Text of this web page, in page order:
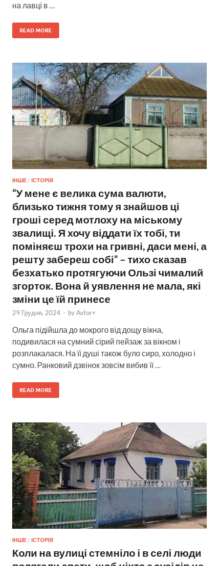
на лавці в …
READ MORE
ІНШЕ / ІСТОРІЯ
“У мене є велика сума валюти,
близько тижня тому я знайшов ці
гроші серед мотлоху на міському
звалищі. Я хочу віддати їх тобі, ти
поміняєш трохи на гривні, даси мені, а
решту забереш собі” – тихо сказав
безхатько протягуючи Ользі чималий
згорток. Вона й уявлення не мала, які
зміни це їй принесе
29 Грудня, 2024 - byAvtor+
Ольга підійшла до мокрого від дощу вікна,
подивилася на сумний сірий пейзаж за вікном і
розплакалася. На її душі також було сиро, холодно і
сумно. Ранковий дзвінок зовсім вибив її …
READ MORE
ІНШЕ / ІСТОРІЯ
Коли на вулиці стемніло і в селі люди